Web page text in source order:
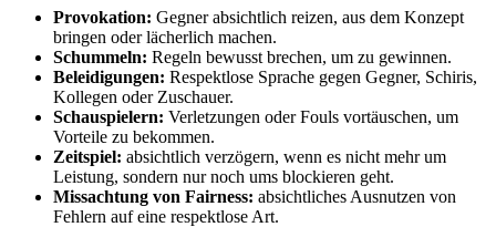
Provokation: Gegner absichtlich reizen, aus dem Konzept
bringen oder lächerlich machen.
Schummeln: Regeln bewusst brechen, um zu gewinnen.
Beleidigungen: Respektlose Sprache gegen Gegner, Schiris,
Kollegen oder Zuschauer.
Schauspielern: Verletzungen oder Fouls vortäuschen, um
Vorteile zu bekommen.
Zeitspiel: absichtlich verzögern, wenn es nicht mehr um
Leistung, sondern nur noch ums blockieren geht.
Missachtung von Fairness: absichtliches Ausnutzen von
Fehlern auf eine respektlose Art.